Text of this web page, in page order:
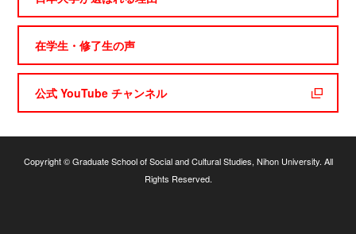
在学生・修了生の声
公式 YouTube チャンネル
Copyright © Graduate School of Social and Cultural Studies, Nihon University. All
Rights Reserved.